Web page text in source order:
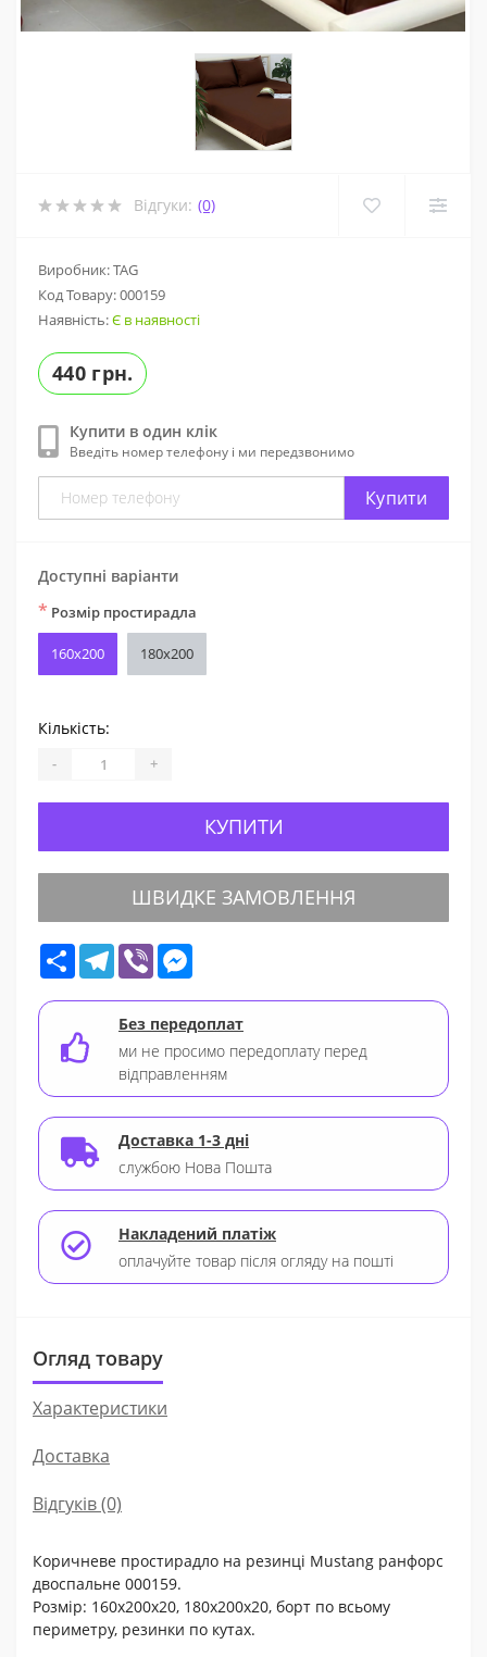
Відгуки: (0)
Виробник: TAG
Код Товару:000159
Наявність:Є в наявності
440 грн.
Купити в один клік
Введіть номер телефону і ми передзвонимо
Купити
Доступні варіанти
* Розмір простирадла
160х200 180х200
Кількість:
- +
КУПИТИ
ШВИДКЕ ЗАМОВЛЕННЯ
Share Telegram
Viber
Без передоплат
ми не просимо передоплату перед
відправленням
Доставка 1-3 дні
службою Нова Пошта
Накладений платіж
оплачуйте товар після огляду на пошті
Огляд товару
Характеристики
Доставка
Відгуків (0)
Коричневе простирадло на резинці Mustang ранфорс
двоспальне 000159.
Розмір: 160х200х20, 180х200х20, борт по всьому
периметру, резинки по кутах.